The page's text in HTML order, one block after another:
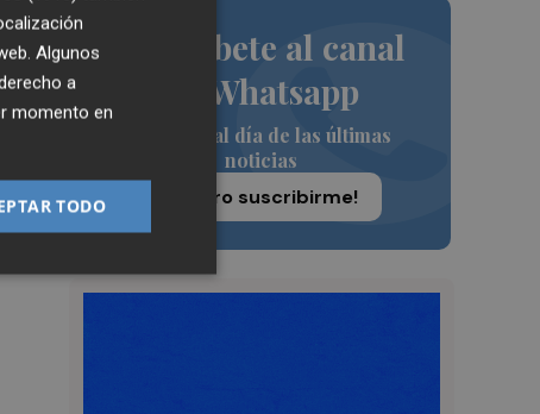
Suscríbete al canal
de Whatsapp
Siempre al día de las últimas
noticias
¡Quiero suscribirme!
Algunos
a
momento en
TODO